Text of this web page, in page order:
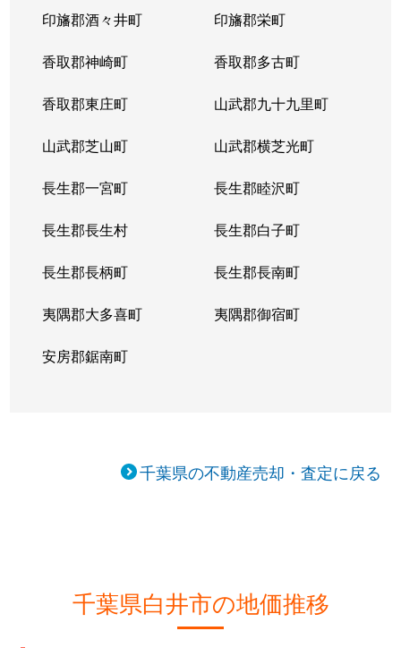
印旛郡酒々井町 印旛郡栄町
香取郡神崎町 香取郡多古町
香取郡東庄町 山武郡九十九里町
山武郡芝山町 山武郡横芝光町
長生郡一宮町 長生郡睦沢町
長生郡長生村 長生郡白子町
長生郡長柄町 長生郡長南町
夷隅郡大多喜町 夷隅郡御宿町
安房郡鋸南町
千葉県の不動産売却・査定に戻る
千葉県白井市の地価推移